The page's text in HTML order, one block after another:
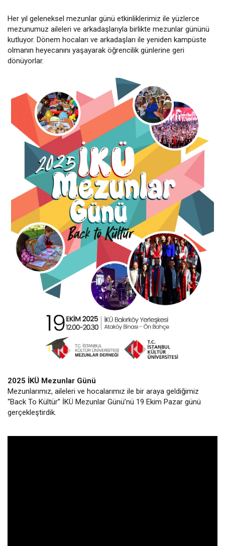
Her yıl geleneksel mezunlar günü etkinliklerimiz ile yüzlerce
mezunumuz aileleri ve arkadaşlarıyla birlikte mezunlar gününü
kutluyor. Dönem hocaları ve arkadaşları ile yeniden kampüste
olmanın heyecanını yaşayarak öğrencilik günlerine geri
dönüyorlar.
2025 İKÜ Mezunlar Günü
Mezunlarımız, aileleri ve hocalarımız ile bir araya geldiğimiz
“Back To Kültür” İKÜ Mezunlar Günü’nü 19 Ekim Pazar günü
gerçekleştirdik.